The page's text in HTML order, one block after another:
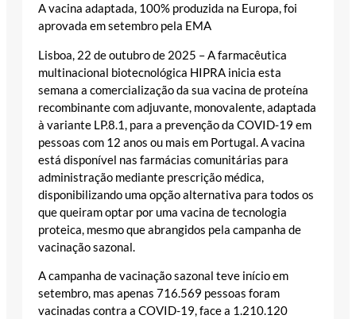
A vacina adaptada, 100% produzida na Europa, foi
aprovada em setembro pela EMA
Lisboa, 22 de outubro de 2025 – A farmacêutica
multinacional biotecnológica HIPRA inicia esta
semana a comercialização da sua vacina de proteína
recombinante com adjuvante, monovalente, adaptada
à variante LP.8.1, para a prevenção da COVID-19 em
pessoas com 12 anos ou mais em Portugal. A vacina
está disponível nas farmácias comunitárias para
administração mediante prescrição médica,
disponibilizando uma opção alternativa para todos os
que queiram optar por uma vacina de tecnologia
proteica, mesmo que abrangidos pela campanha de
vacinação sazonal.
A campanha de vacinação sazonal teve início em
setembro, mas apenas 716.569 pessoas foram
vacinadas contra a COVID-19, face a 1.210.120